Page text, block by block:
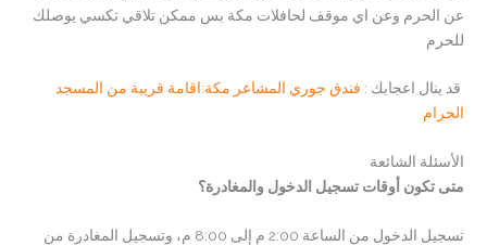
عن الحرم وعن اي موقف لحافلات مكة بس ممكن تلاقي تكسي يوصلك
للحرم
قد ينال اعجابك : فندق جوري المشاعر مكة:اقامة قريبة من المسجد
الحرام
الأسئلة الشائعة
متى تكون أوقات تسجيل الدخول والمغادرة؟
تسجيل الدخول من الساعة 2:00 م إلى 8:00 م، وتسجيل المغادرة من